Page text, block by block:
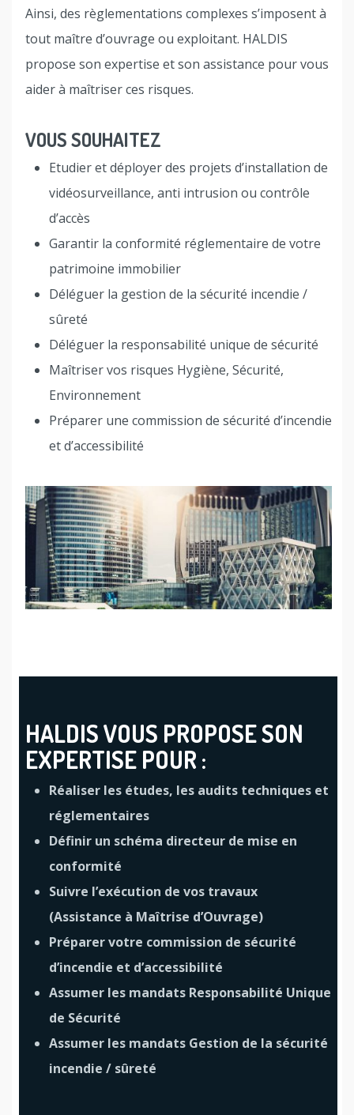
Ainsi, des règlementations complexes s’imposent à
tout maître d’ouvrage ou exploitant. HALDIS
propose son expertise et son assistance pour vous
aider à maîtriser ces risques.
VOUS SOUHAITEZ
Etudier et déployer des projets d’installation de
vidéosurveillance, anti intrusion ou contrôle
d’accès
Garantir la conformité réglementaire de votre
patrimoine immobilier
Déléguer la gestion de la sécurité incendie /
sûreté
Déléguer la responsabilité unique de sécurité
Maîtriser vos risques Hygiène, Sécurité,
Environnement
Préparer une commission de sécurité d’incendie
et d’accessibilité
HALDIS VOUS PROPOSE SON
EXPERTISE POUR :
Réaliser les études, les audits techniques et
réglementaires
Définir un schéma directeur de mise en
conformité
Suivre l’exécution de vos travaux
(Assistance à Maîtrise d’Ouvrage)
Préparer votre commission de sécurité
d’incendie et d’accessibilité
Assumer les mandats Responsabilité Unique
de Sécurité
Assumer les mandats Gestion de la sécurité
incendie / sûreté